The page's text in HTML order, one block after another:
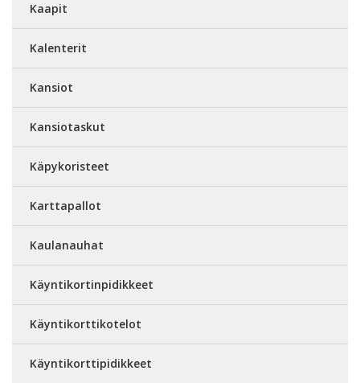
Kaapit
Kalenterit
Kansiot
Kansiotaskut
Käpykoristeet
Karttapallot
Kaulanauhat
Käyntikortinpidikkeet
Käyntikorttikotelot
Käyntikorttipidikkeet